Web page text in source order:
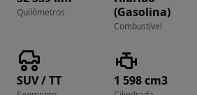
Quilómetros
(Gasolina)
Combustível
SUV / TT 1 598 cm3